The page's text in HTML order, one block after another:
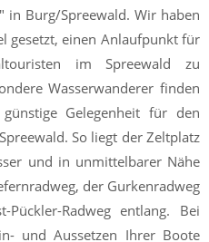
in Burg/Spreewald. Wir haben
gesetzt, einen Anlaufpunkt für
im Spreewald zu
Wasserwanderer finden
Gelegenheit für den
So liegt der Zeltplatz
und in unmittelbarer Nähe
der Gurkenradweg
Radweg entlang. Bei
und Aussetzen Ihrer Boote